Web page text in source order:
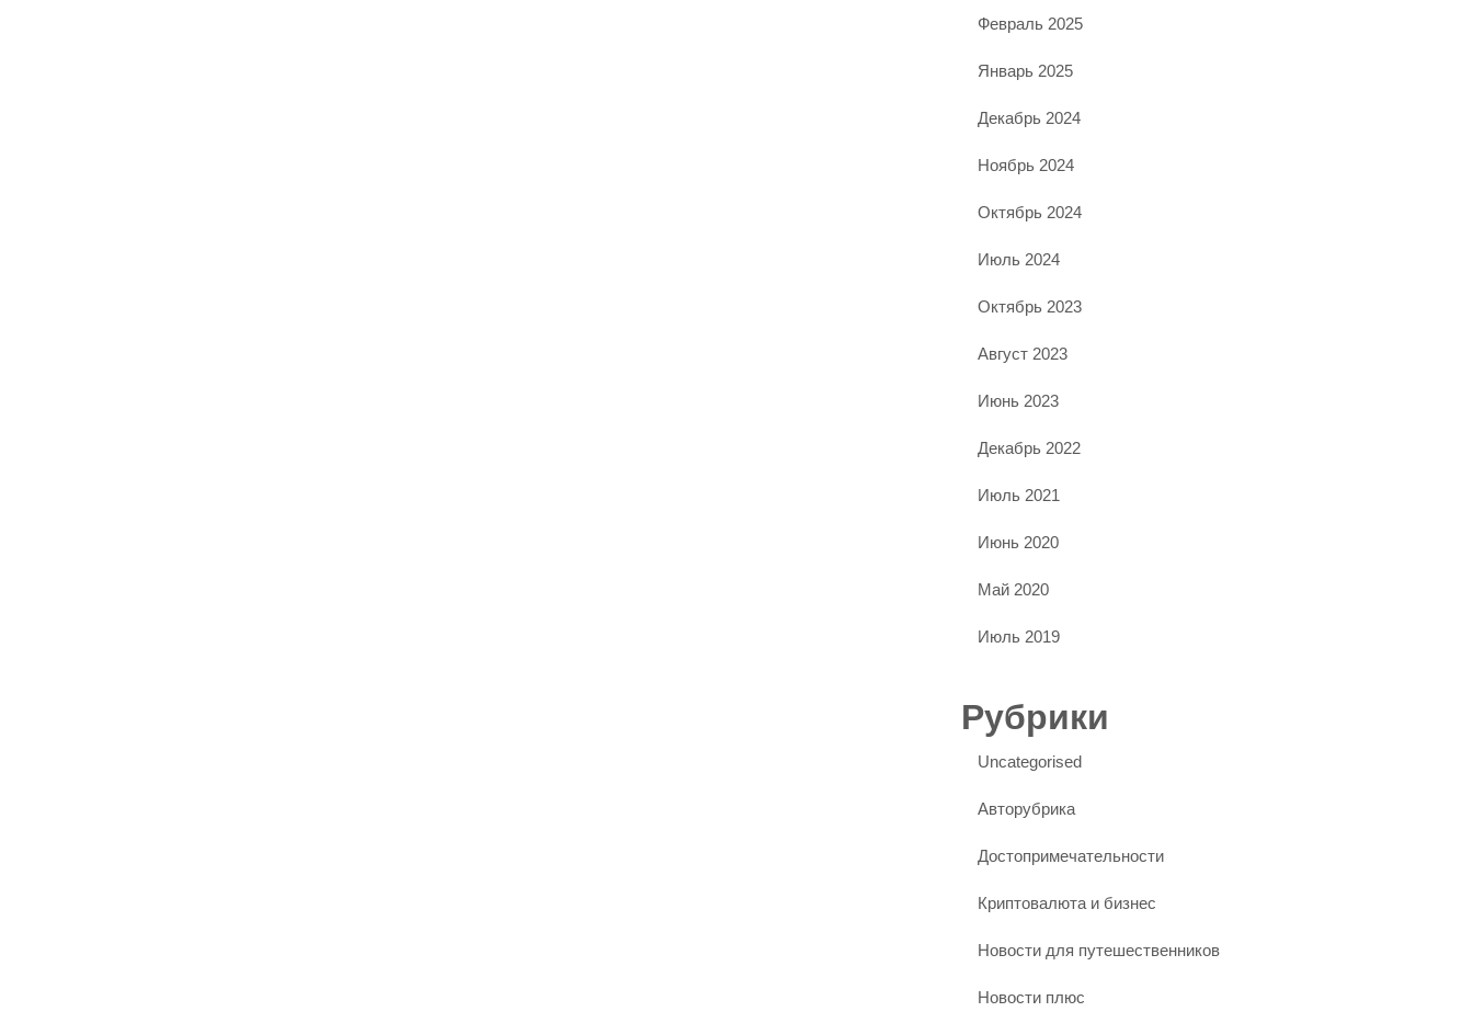
Февраль 2025
Январь 2025
Декабрь 2024
Ноябрь 2024
Октябрь 2024
Июль 2024
Октябрь 2023
Август 2023
Июнь 2023
Декабрь 2022
Июль 2021
Июнь 2020
Май 2020
Июль 2019
Рубрики
Uncategorised
Авторубрика
Достопримечательности
Криптовалюта и бизнес
Новости для путешественников
Новости плюс